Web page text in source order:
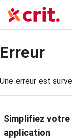
Erreur
Une erreur est
Simplifiez votre
application